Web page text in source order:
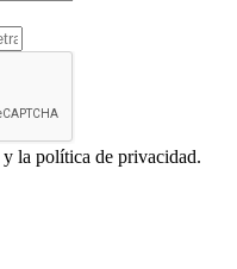
y la política de privacidad.